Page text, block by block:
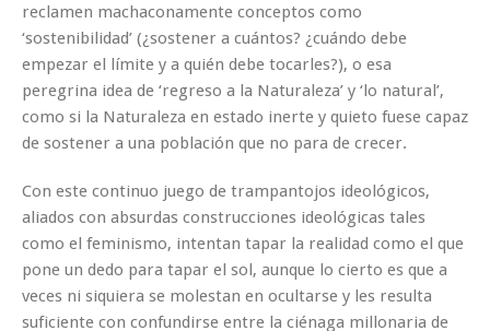
reclamen machaconamente conceptos como
‘sostenibilidad’ (¿sostener a cuántos? ¿cuándo debe
empezar el límite y a quién debe tocarles?), o esa
peregrina idea de ‘regreso a la Naturaleza’ y ‘lo natural’,
como si la Naturaleza en estado inerte y quieto fuese capaz
de sostener a una población que no para de crecer.
Con este continuo juego de trampantojos ideológicos,
aliados con absurdas construcciones ideológicas tales
como el feminismo, intentan tapar la realidad como el que
pone un dedo para tapar el sol, aunque lo cierto es que a
veces ni siquiera se molestan en ocultarse y les resulta
suficiente con confundirse entre la ciénaga millonaria de